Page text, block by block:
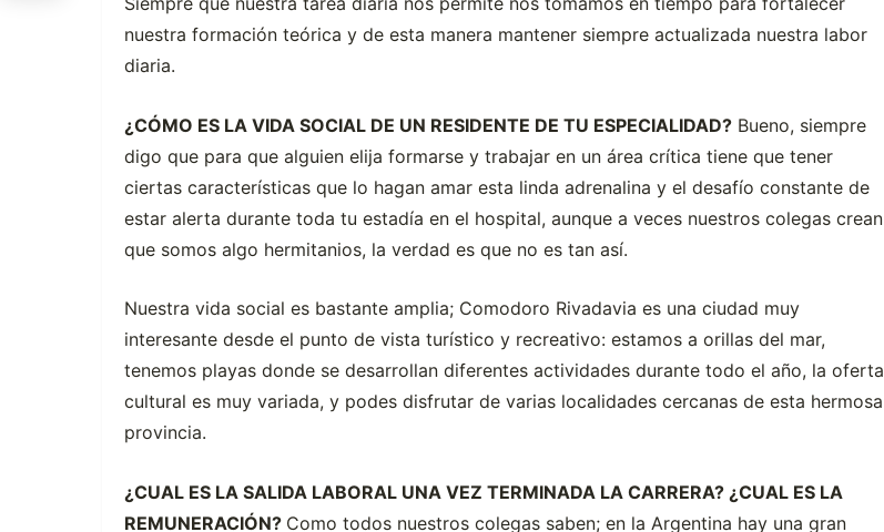
nuestra formación teórica y de esta manera mantener siempre actualizada nuestra labor
diaria.
¿CÓMO ES LA VIDA SOCIAL DE UN RESIDENTE DE TU ESPECIALIDAD? Bueno, siempre
digo que para que alguien elija formarse y trabajar en un área crítica tiene que tener
ciertas características que lo hagan amar esta linda adrenalina y el desafío constante de
estar alerta durante toda tu estadía en el hospital, aunque a veces nuestros colegas crean
que somos algo hermitanios, la verdad es que no es tan así.
Nuestra vida social es bastante amplia; Comodoro Rivadavia es una ciudad muy
interesante desde el punto de vista turístico y recreativo: estamos a orillas del mar,
tenemos playas donde se desarrollan diferentes actividades durante todo el año, la oferta
cultural es muy variada, y podes disfrutar de varias localidades cercanas de esta hermosa
provincia.
¿CUAL ES LA SALIDA LABORAL UNA VEZ TERMINADA LA CARRERA? ¿CUAL ES LA
REMUNERACIÓN? Como todos nuestros colegas saben; en la Argentina hay una gran